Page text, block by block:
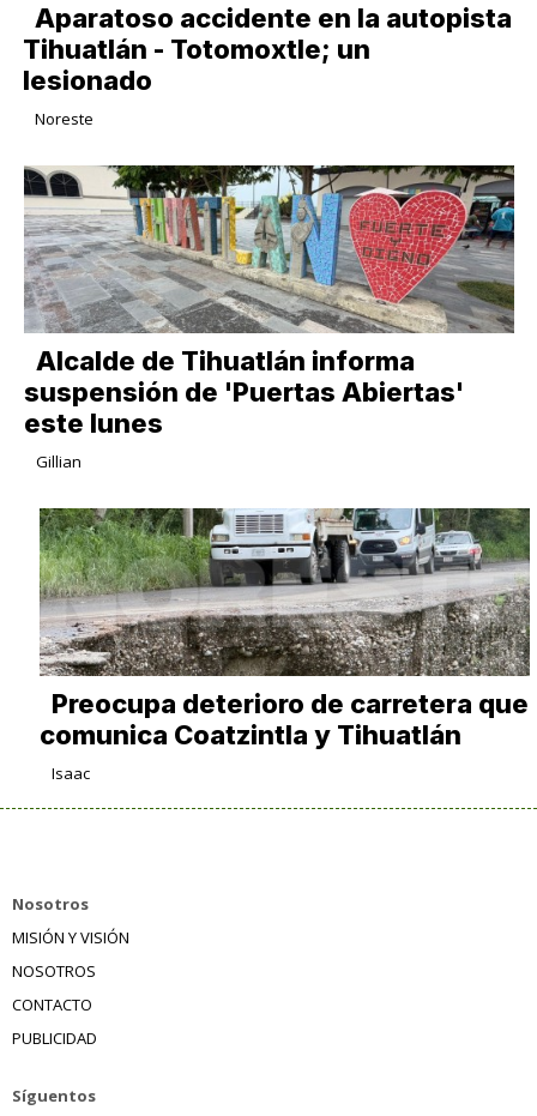
Aparatoso accidente en la autopista
Tihuatlán - Totomoxtle; un
lesionado
Noreste
Alcalde de Tihuatlán informa
suspensión de 'Puertas Abiertas'
este lunes
Gillian
Preocupa deterioro de carretera que
comunica Coatzintla y Tihuatlán
Isaac
Nosotros
MISIÓN Y VISIÓN
NOSOTROS
CONTACTO
PUBLICIDAD
Síguentos